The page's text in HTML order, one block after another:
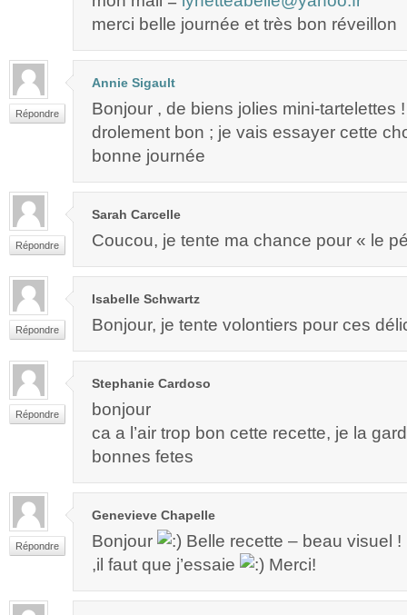
merci belle journée et très bon réveillon
Répondre
Annie Sigault
Bonjour , de biens jolies mini-tartelettes !
drolement bon ; je vais essayer cette
bonne journée
Répondre
Sarah Carcelle
Coucou, je tente ma chance pour « le
Répondre
Isabelle Schwartz
Bonjour, je tente volontiers pour ces
Répondre
Stephanie Cardoso
bonjour
ca a l’air trop bon cette recette, je la
bonnes fetes
Répondre
Genevieve Chapelle
Bonjour
Belle recette – beau visuel
,il faut que j’essaie
Merci!